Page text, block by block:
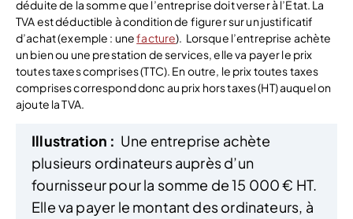
déduite de la somme que l’entreprise doit verser à l’État. La
TVA est déductible à condition de figurer sur un justificatif
d’achat (exemple : unefacture). Lorsque l’entreprise achète
un bien ou une prestation de services, elle va payer le prix
toutes taxes comprises (TTC). En outre, le prix toutes taxes
comprises correspond donc au prix hors taxes (HT) auquel on
ajoute la TVA.
Illustration : Une entreprise achète
plusieurs ordinateurs auprès d’un
fournisseur pour la somme de 15 000 € HT.
Elle va payer le montant des ordinateurs, à